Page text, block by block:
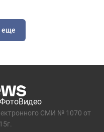
еще
ФотоВидео
СМИ № 1070 от